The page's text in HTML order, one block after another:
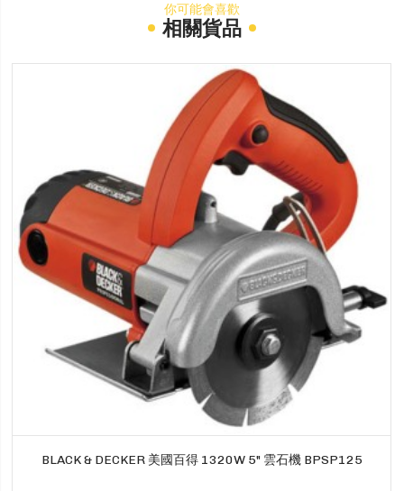
你可能會喜歡
相關貨品
BLACK & DECKER 美國百得 1320W 5" 雲石機 BPSP125